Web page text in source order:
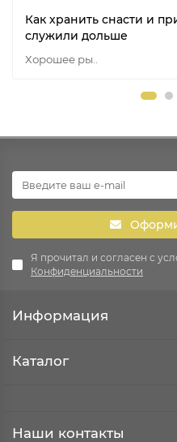
Как хранить снасти и
служили дольше
Хорошее ры..
Я прочитал и согласен с
Конфиденциальности
Информация
Каталог
Наши контакты